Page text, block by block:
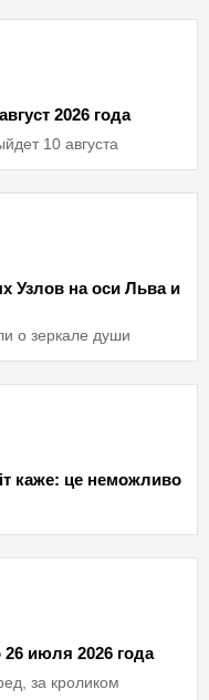
2026 года
10 августа
Узлов на оси Льва и
о зеркале души
каже: це неможливо
июля 2026 года
за кроликом